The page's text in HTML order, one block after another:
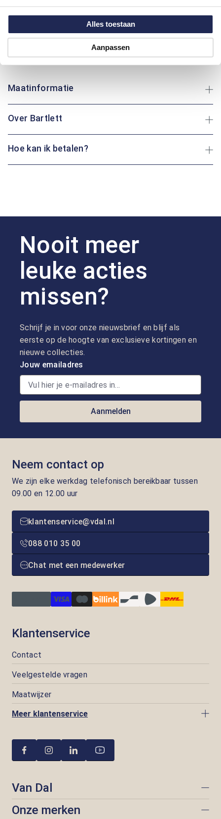
Alles toestaan
Aanpassen
de combinatie van katoen en elastaan. De effen print zorgt
voor een tijdloze uitstraling, ideaal voor elke gelegenheid.
Katoen biedt ademend vermogen en zacht draagcomfort,
terwijl elastaan zorgt voor flexibiliteit en bewegingsvrijheid.
Of je nu een wandeling maakt in het park of geniet van een
Maatinformatie
Over Bartlett
Hoe kan ik betalen?
Nooit meer
leuke acties
missen?
Schrijf je in voor onze nieuwsbrief en blijf als
eerste op de hoogte van exclusieve kortingen en
nieuwe collecties.
Jouw emailadres
Aanmelden
Neem contact op
We zijn elke werkdag telefonisch bereikbaar tussen
09.00 en 12.00 uur
klantenservice@vdal.nl
088 010 35 00
Chat met een medewerker
Klantenservice
Contact
Veelgestelde vragen
Maatwijzer
Meer klantenservice
Van Dal
Onze merken